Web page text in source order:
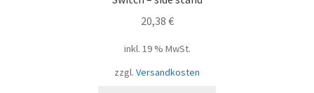
20,38 €
inkl. 19 % MwSt.
zzgl. Versandkosten